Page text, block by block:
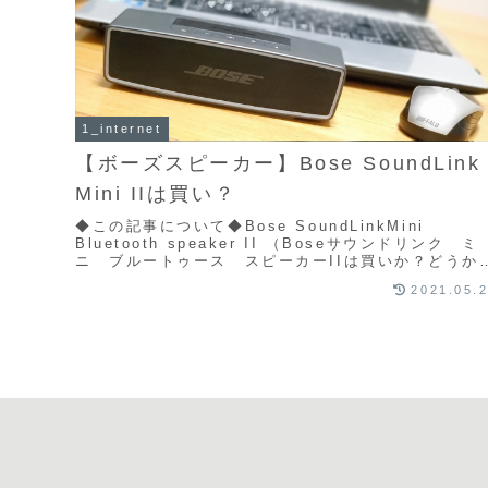
1_internet
【ボーズスピーカー】Bose SoundLink
Mini IIは買い？
◆この記事について◆Bose SoundLinkMini
Bluetooth speaker II （Boseサウンドリンク ミ
ニ ブルートゥース スピーカーIIは買いか？どうか